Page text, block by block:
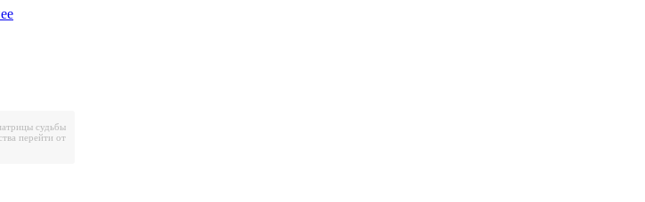
судьбы
перейти от